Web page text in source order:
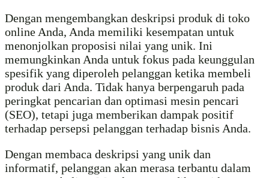
Dengan mengembangkan deskripsi produk di toko
online Anda, Anda memiliki kesempatan untuk
menonjolkan proposisi nilai yang unik. Ini
memungkinkan Anda untuk fokus pada keunggulan
spesifik yang diperoleh pelanggan ketika membeli
produk dari Anda. Tidak hanya berpengaruh pada
peringkat pencarian dan optimasi mesin pencari
(SEO), tetapi juga memberikan dampak positif
terhadap persepsi pelanggan terhadap bisnis Anda.
Dengan membaca deskripsi yang unik dan
informatif, pelanggan akan merasa terbantu dalam